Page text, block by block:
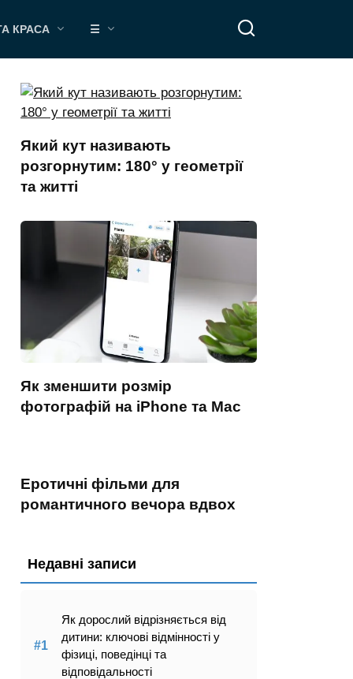
КРАСА ☰
Який кут називають
розгорнутим: 180° у геометрії
та житті
Як зменшити розмір
фотографій на iPhone та Mac
Еротичні фільми для
романтичного вечора вдвох
Недавні записи
Як дорослий відрізняється від
дитини: ключові відмінності у
фізиці, поведінці та
відповідальності